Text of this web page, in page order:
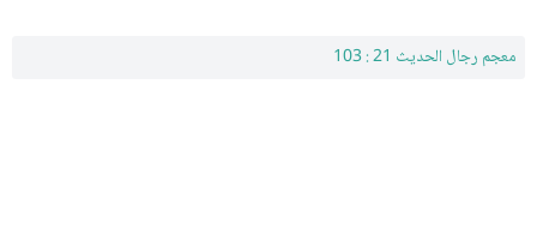
معجم رجال الحديث 21 : 103